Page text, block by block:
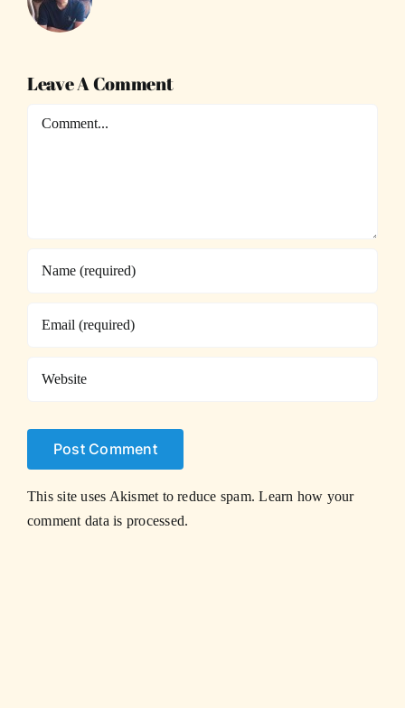
Leave A Comment
Comment
This site uses Akismet to reduce spam.Learn how your
comment data is processed.